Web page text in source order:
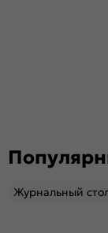
Журнальный